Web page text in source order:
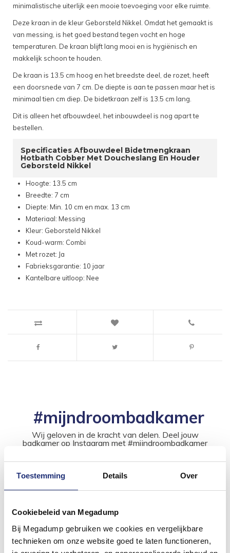
Toestemming Details Over
Cookiebeleid van Megadump
Bij Megadump gebruiken we cookies en vergelijkbare
technieken om onze website goed te laten functioneren,
minimalistische uiterlijk een mooie toevoeging voor elke ruimte.
Deze kraan in de kleur Geborsteld Nikkel. Omdat het gemaakt is
van messing, is het goed bestand tegen vocht en hoge
temperaturen. De kraan blijft lang mooi en is hygiënisch en
makkelijk schoon te houden.
De kraan is 13.5 cm hoog en het breedste deel, de rozet, heeft
een doorsnede van 7 cm. De diepte is aan te passen maar het is
minimaal tien cm diep. De bidetkraan zelf is 13.5 cm lang.
Dit is alleen het afbouwdeel, het inbouwdeel is nog apart te
bestellen.
Specificaties Afbouwdeel Bidetmengkraan
Hotbath Cobber Met Doucheslang En Houder
Geborsteld Nikkel
Hoogte: 13.5 cm
Breedte: 7 cm
Diepte: Min. 10 cm en max. 13 cm
Materiaal: Messing
Kleur: Geborsteld Nikkel
Koud-warm: Combi
Met rozet: Ja
Fabrieksgarantie: 10 jaar
Kantelbare uitloop: Nee
#mijndroombadkamer
Wij geloven in de kracht van delen. Deel jouw
badkamer op Instagram met #mijndroombadkamer
inspirerende omgeving vol met unieke